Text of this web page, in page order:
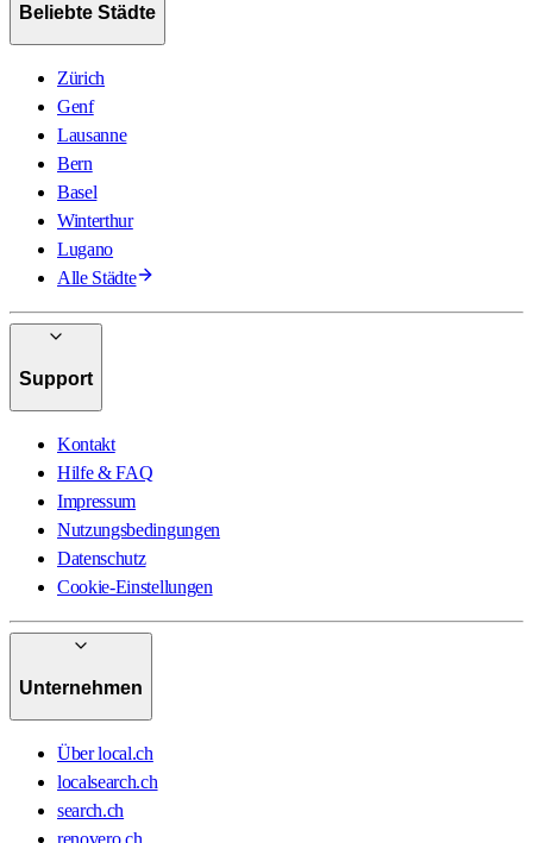
Beliebte Städte
Zürich
Genf
Lausanne
Bern
Basel
Winterthur
Lugano
Alle Städte
Support
Kontakt
Hilfe & FAQ
Impressum
Nutzungsbedingungen
Datenschutz
Cookie-Einstellungen
Unternehmen
Über local.ch
localsearch.ch
search.ch